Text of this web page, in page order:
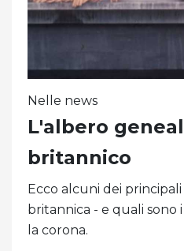
Nelle news
L'albero
britannico
Ecco alcuni dei
britannica - e quali sono
la corona.